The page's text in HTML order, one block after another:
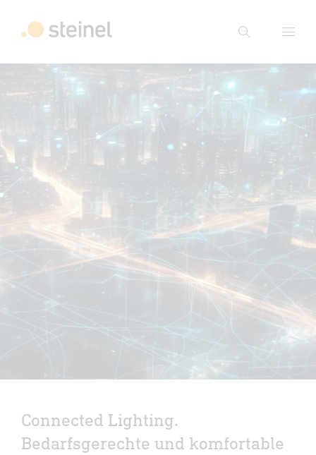
Suche
Suche
Suchbegriff eingeben
Connected Lighting.
Bedarfsgerechte und komfortable